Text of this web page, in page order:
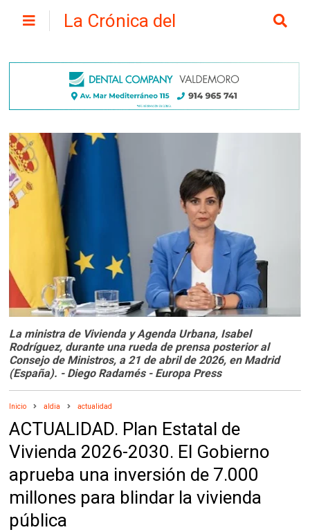
La Crónica del
La ministra de Vivienda y Agenda Urbana, Isabel
Rodríguez, durante una rueda de prensa posterior al
Consejo de Ministros, a 21 de abril de 2026, en Madrid
(España). - Diego Radamés - Europa Press
Inicio aldia actualidad
ACTUALIDAD. Plan Estatal de
Vivienda 2026-2030. El Gobierno
aprueba una inversión de 7.000
millones para blindar la vivienda
pública